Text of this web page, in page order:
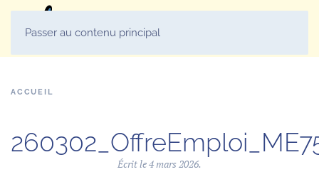
Passer au contenu principal
ACCUEIL
Écrit le4 mars 2026.